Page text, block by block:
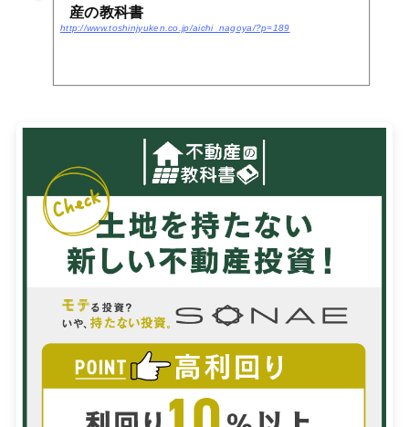
産の教科書
http://www.toshinjyuken.co.jp/aichi_nagoya/?p=189